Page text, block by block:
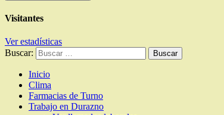
Visitantes
Ver estadísticas
Buscar:
Inicio
Clima
Farmacias de Turno
Trabajo en Durazno